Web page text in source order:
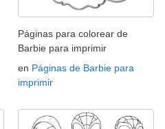
Páginas para colorear de
Barbie para imprimir
en Páginas de Barbie para
imprimir